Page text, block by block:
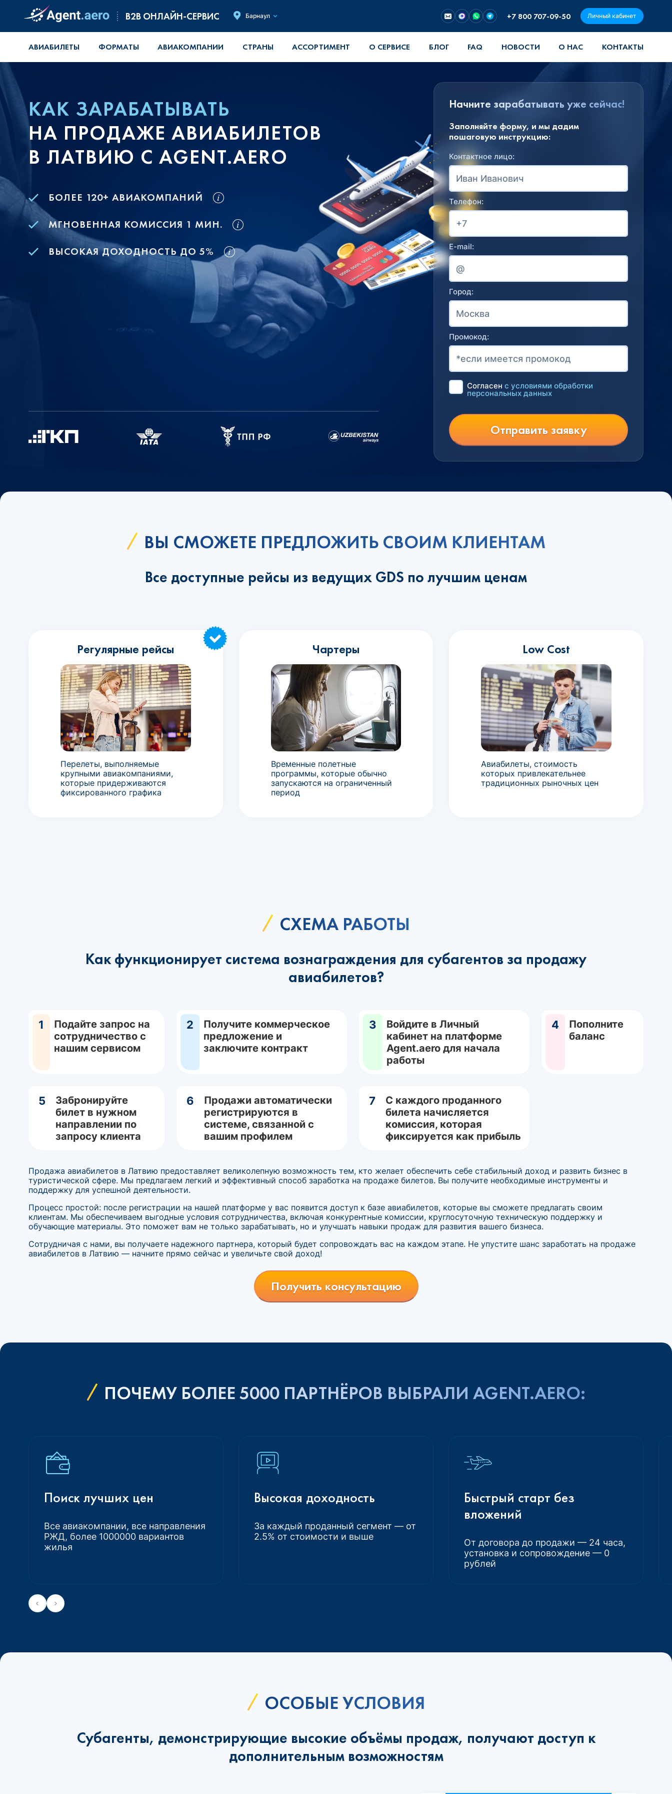
B2B ОНЛАЙН-СЕРВИС Барнаул +7 800 707-09-50 Личный кабинет
АВИАБИЛЕТЫ ФОРМАТЫ АВИАКОМПАНИИ СТРАНЫ АССОРТИМЕНТ О СЕРВИСЕ БЛОГ FAQ НОВОСТИ О НАС КОНТАКТЫ
КАК ЗАРАБАТЫВАТЬ
НА ПРОДАЖЕ АВИАБИЛЕТОВ
В ЛАТВИЮ С AGENT.AERO
БОЛЕЕ 120+ АВИАКОМПАНИЙ
МГНОВЕННАЯ КОМИССИЯ 1 МИН.
ВЫСОКАЯ ДОХОДНОСТЬ ДО 5%
Начните зарабатывать уже сейчас!
Заполняйте форму, и мы дадим
пошаговую инструкцию:
Контактное лицо:
Телефон:
E-mail:
Город:
Промокод:
Согласен с условиями обработки
персональных данных
Отправить заявку
ВЫ СМОЖЕТЕ ПРЕДЛОЖИТЬ СВОИМ КЛИЕНТАМ
Все доступные рейсы из ведущих GDS по лучшим ценам
Регулярные рейсы
Перелеты, выполняемые
крупными авиакомпаниями,
которые придерживаются
фиксированного графика
Чартеры
Временные полетные
программы, которые обычно
запускаются на ограниченный
период
Low Cost
Авиабилеты, стоимость
которых привлекательнее
традиционных рыночных цен
СХЕМА РАБОТЫ
Как функционирует система вознаграждения для субагентов за продажу
авиабилетов?
1
Подайте запрос на
сотрудничество с
нашим сервисом
2
Получите коммерческое
предложение и
заключите контракт
3
Войдите в Личный
кабинет на платформе
Agent.aero для начала
работы
4
Пополните
баланс
5
Забронируйте
билет в нужном
направлении по
запросу клиента
6
Продажи автоматически
регистрируются в
системе, связанной с
вашим профилем
7
С каждого проданного
билета начисляется
комиссия, которая
фиксируется как прибыль
Продажа авиабилетов в Латвию предоставляет великолепную возможность тем, кто желает обеспечить себе стабильный доход и развить бизнес в
туристической сфере. Мы предлагаем легкий и эффективный способ заработка на продаже билетов. Вы получите необходимые инструменты и
поддержку для успешной деятельности.
Процесс простой: после регистрации на нашей платформе у вас появится доступ к базе авиабилетов, которые вы сможете предлагать своим
клиентам. Мы обеспечиваем выгодные условия сотрудничества, включая конкурентные комиссии, круглосуточную техническую поддержку и
обучающие материалы. Это поможет вам не только зарабатывать, но и улучшать навыки продаж для развития вашего бизнеса.
Сотрудничая с нами, вы получаете надежного партнера, который будет сопровождать вас на каждом этапе. Не упустите шанс заработать на продаже
авиабилетов в Латвию — начните прямо сейчас и увеличьте свой доход!
Получить консультацию
ПОЧЕМУ БОЛЕЕ 5000 ПАРТНЁРОВ ВЫБРАЛИ AGENT.AERO:
Поиск лучших цен
Все авиакомпании, все направления
РЖД, более 1000000 вариантов
жилья
Высокая доходность
За каждый проданный сегмент — от
2.5% от стоимости и выше
Быстрый старт без
вложений
От договора до продажи — 24 часа,
установка и сопровождение — 0
рублей
ОСОБЫЕ УСЛОВИЯ
Субагенты, демонстрирующие высокие объёмы продаж, получают доступ к
дополнительным возможностям